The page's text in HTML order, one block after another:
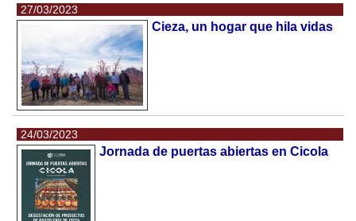
27/03/2023
Cieza, un hogar que hila vidas
24/03/2023
Jornada de puertas abiertas en Cicola